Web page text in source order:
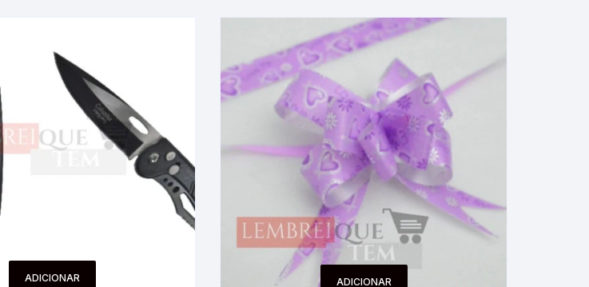
ADICIONAR ADICIONAR